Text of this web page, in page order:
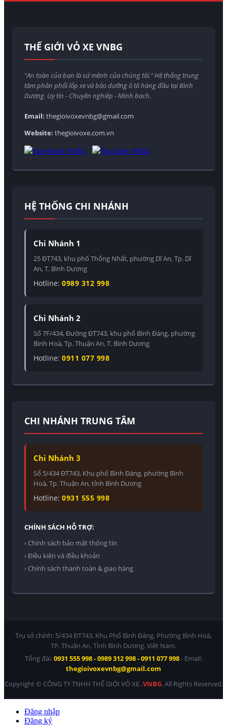
THẾ GIỚI VỎ XE VNBG
"An toàn của bạn là sứ mệnh của chúng tôi." Hệ thống trung
tâm phân phối lốp xe và bảo dưỡng ô tô hàng đầu tại Bình
Dương. Uy tín - Chuyên nghiệp - Minh bạch.
Email: thegioivoxevnbg@gmail.com
Website: thegioivoxe.com.vn
HỆ THỐNG CHI NHÁNH
Chi Nhánh 1
25 ĐT743, khu phố Thống Nhất, phường Dĩ An, Tp. Dĩ
An, T. Bình Dương
Hotline: 0989 312 998
Chi Nhánh 2
Số 7F/434, Đường ĐT743, khu phố Bình Đáng, phường
Bình Hoà, Tp. Thuận An, T. Bình Dương
Hotline: 0911 077 998
CHI NHÁNH TRUNG TÂM
Chi Nhánh 3
Số 5/434 ĐT743, Khu phố Bình Đáng, phường Bình
Hoà, Tp. Thuận An, tỉnh Bình Dương
Hotline: 0931 555 998
CHÍNH SÁCH HỖ TRỢ:
› Chính sách bảo mật thông tin
› Điều kiện và điều khoản
› Chính sách thanh toán & giao hàng
Trụ sở chính: 5/434 ĐT743, Khu Phố Bình Đáng, Phường Bình Hoà,
TP. Thuận An, Tỉnh Bình Dương, Việt Nam.
Tổng đài:0931 555 998 - 0989 312 998 - 0911 077 998- Email:
thegioivoxevnbg@gmail.com
Copyright © CÔNG TY TNHH THẾ GIỚI VỎ XE.VNBG. All Rights Reserved.
Đăng nhập
Đăng ký